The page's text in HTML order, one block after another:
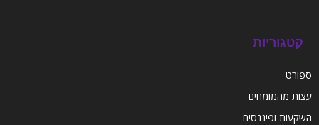
קטגוריות
ספורט
עצות מהמומחים
השקעות ופיננסים